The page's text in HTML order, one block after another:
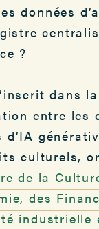
données
?
dans
entre les
d’IA
culturels,
de la
des
industrielle